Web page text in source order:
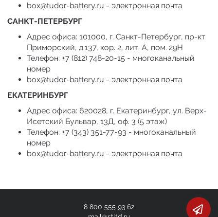
box@tudor-battery.ru - электронная почта
САНКТ-ПЕТЕРБУРГ
Адрес офиса: 101000, г. Санкт-Петербург, пр-кт
Приморский, д.137, кор. 2, лит. А, пом. 29Н
Телефон: +7 (812) 748-20-15 - многоканальный
номер
box@tudor-battery.ru - электронная почта
ЕКАТЕРИНБУРГ
Адрес офиса: 620028, г. Екатеринбург, ул. Верх-
Исетский Бульвар, 13Д, оф. 3 (5 этаж)
Телефон: +7 (343) 351-77-93 - многоканальный
номер
box@tudor-battery.ru - электронная почта
8 800 555 93 62